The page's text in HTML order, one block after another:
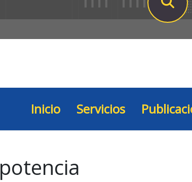
Inicio Servicios
potencia